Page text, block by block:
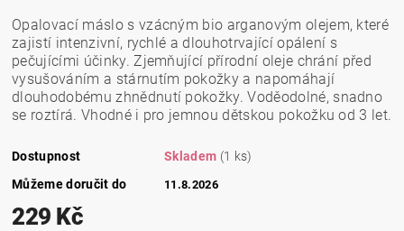
Opalovací máslo s vzácným bio arganovým olejem, které
zajistí intenzivní, rychlé a dlouhotrvající opálení s
pečujícími účinky. Zjemňující přírodní oleje chrání před
vysušováním a stárnutím pokožky a napomáhají
dlouhodobému zhnědnutí pokožky. Voděodolné, snadno
se roztírá. Vhodné i pro jemnou dětskou pokožku od 3 let.
Dostupnost Skladem (1 ks)
Můžeme doručit do
11.8.2026
229 Kč